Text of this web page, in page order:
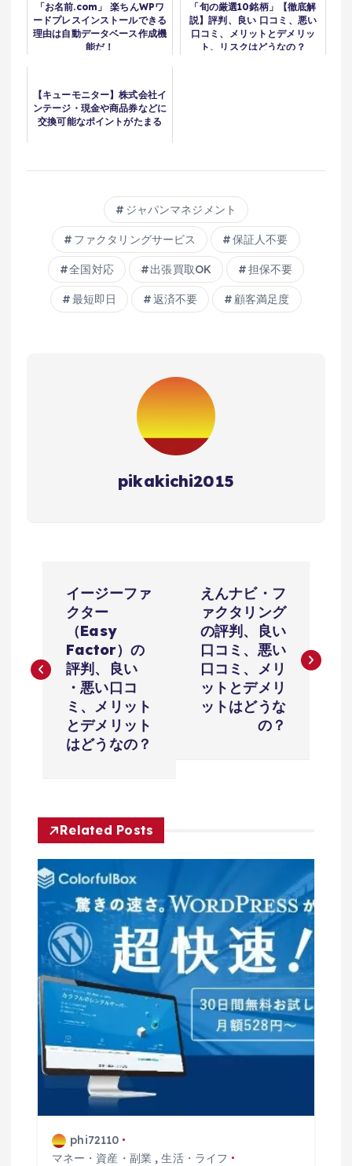
「お名前.com」 楽ちんWPワ
ードプレスインストールできる
理由は自動データベース作成機
能だ！
「旬の厳選10銘柄」【徹底解
説】評判、良い 口コミ、悪い
口コミ、メリットとデメリッ
ト、リスクはどうなの？
【キューモニター】株式会社イ
ンテージ・現金や商品券などに
交換可能なポイントがたまる
ジャパンマネジメント
ファクタリングサービス 保証人不要
全国対応 出張買取OK 担保不要
最短即日 返済不要 顧客満足度
pikakichi2015
ナ
シ
ョ
ン
イージーファ
クター
（Easy
Factor）の
評判、良い
・悪い口コ
ミ、メリット
とデメリット
はどうなの？
えんナビ・フ
ァクタリング
の評判、良い
口コミ、悪い
口コミ、メリ
ットとデメリ
ットはどうな
の？
Related Posts
phi72110
マネー・資産・副業 ,生活・ライフ